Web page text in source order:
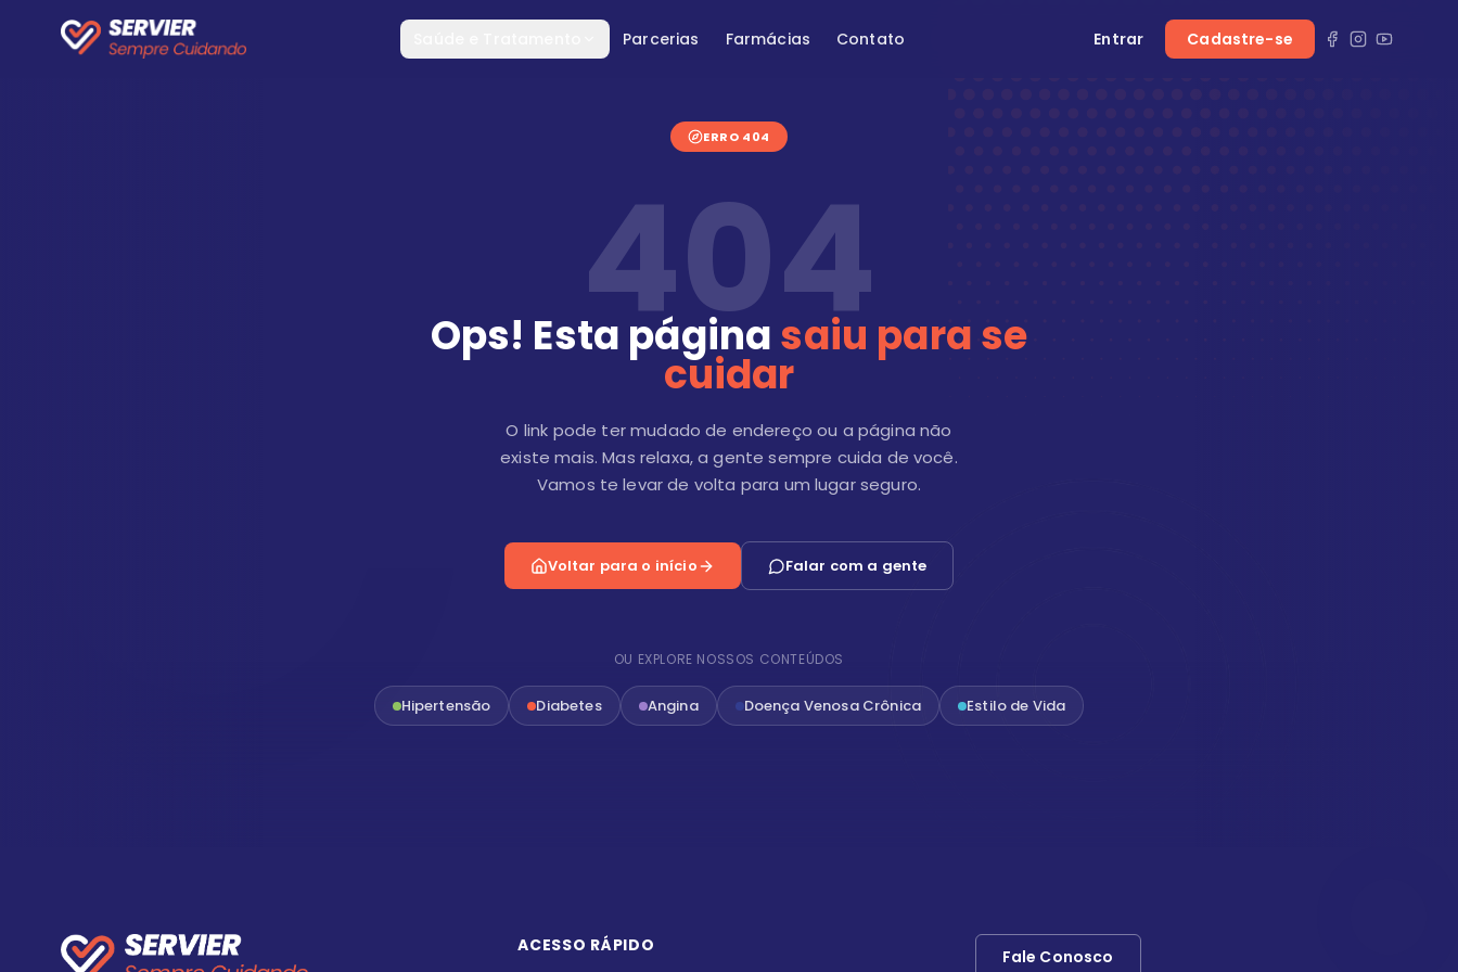
Parcerias Farmácias Contato Entrar Cadastre-se
ERRO 404
404
Ops! Esta páginasaiu para se
cuidar
O link pode ter mudado de endereço ou a página não
existe mais. Mas relaxa, a gente sempre cuida de você.
Vamos te levar de volta para um lugar seguro.
Voltar para o início Falar com a gente
OU EXPLORE NOSSOS CONTEÚDOS
Hipertensão Diabetes Angina Doença Venosa Crônica Estilo de Vida
ACESSO RÁPIDO
Fale Conosco